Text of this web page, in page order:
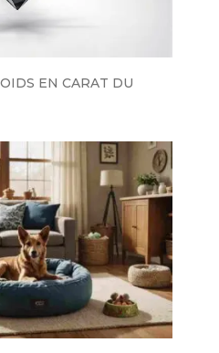
EN CARAT DU